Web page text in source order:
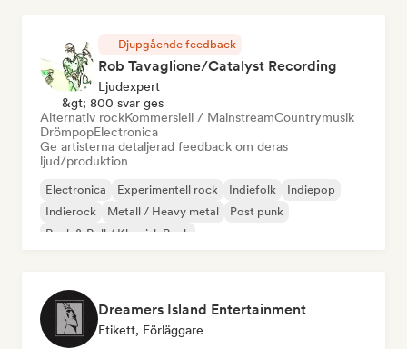
Djupgående feedback
Rob Tavaglione/Catalyst Recording
Ljudexpert
&gt; 800 svar ges
Alternativ rockKommersiell / MainstreamCountrymusik
DrömpopElectronica
Ge artisterna detaljerad feedback om deras
ljud/produktion
Electronica Experimentell rock Indiefolk
Indiepop
Indierock
Metall / Heavy metal
Post punk
Rock & Roll / Klassisk Rock
Dreamers Island Entertainment
Etikett, Förläggare